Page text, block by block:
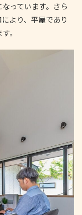
っています。さら
より、平屋であり
。